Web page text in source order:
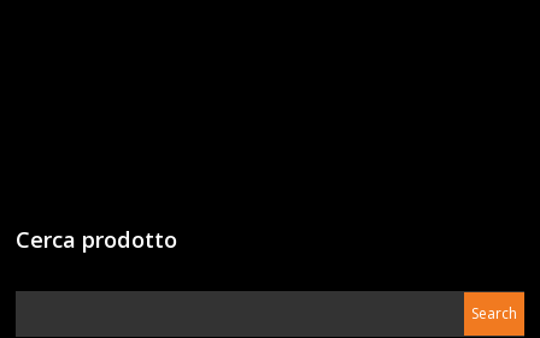
Cerca prodotto